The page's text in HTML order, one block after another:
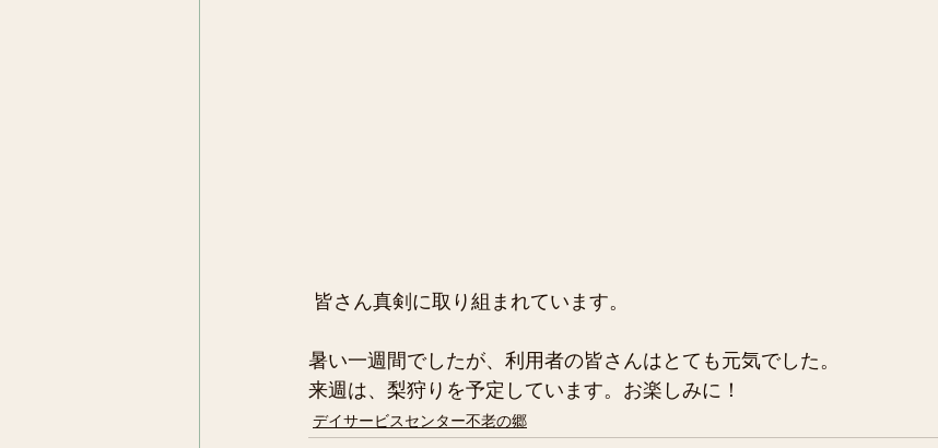
皆さん真剣に取り組まれています。
暑い一週間でしたが、利用者の皆さんはとても元気でした。
来週は、梨狩りを予定しています。お楽しみに！
デイサービスセンター不老の郷